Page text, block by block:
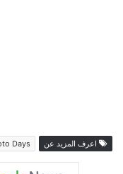
اعرف المزيد عن Days